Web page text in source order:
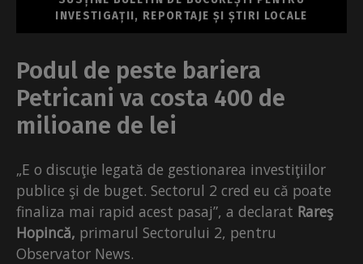
INVESTIGAȚII, REPORTAJE ȘI ȘTIRI LOCALE
Podul de peste bariera
Petricani va costa 400 de
milioane de lei
„E o discuţie legată de gestionarea investiţiilor
publice şi de buget. Sectorul 2 cred eu că poate
finaliza mai rapid acest pasaj”, a declarat Rareş
Hopincă, primarul Sectorului 2, pentru
Observator News.